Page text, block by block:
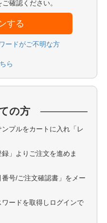
ご確認ください。
する
ードがご不明な方
ら
の方
プルをカートに入れ「レ
録」よりご注文を進めま
号/ご注文確認書」をメー
ワードを取得しログインで